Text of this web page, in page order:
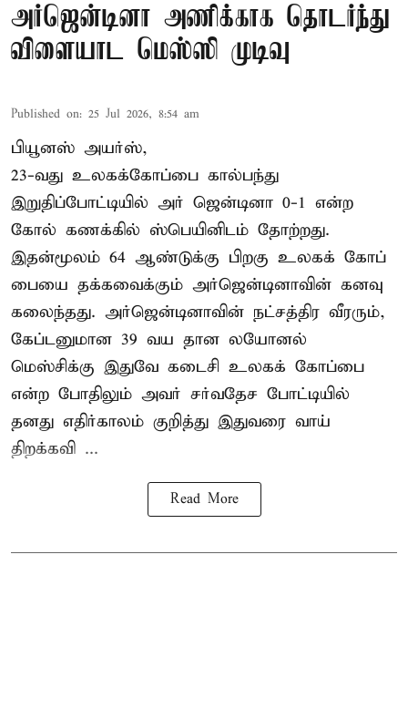
அர்ஜென்டினா அணிக்காக தொடர்ந்து
விளையாட மெஸ்ஸி முடிவு
Published on: 25 Jul 2026, 8:54 am
பியூனஸ் அயர்ஸ்,
23-வது உலகக்கோப்பை கால்பந்து
இறுதிப்போட்டியில் அர் ஜென்டினா 0-1 என்ற
கோல் கணக்கில் ஸ்பெயினிடம் தோற்றது.
இதன்மூலம் 64 ஆண்டுக்கு பிறகு உலகக் கோப்
பையை தக்கவைக்கும் அர்ஜென்டினாவின் கனவு
கலைந்தது. அர்ஜென்டினாவின் நட்சத்திர வீரரும்,
கேப்டனுமான 39 வய தான லயோனல்
மெஸ்சிக்கு இதுவே கடைசி உலகக் கோப்பை
என்ற போதிலும் அவர் சர்வதேச போட்டியில்
தனது எதிர்காலம் குறித்து இதுவரை வாய்
திறக்கவி ...
Read More